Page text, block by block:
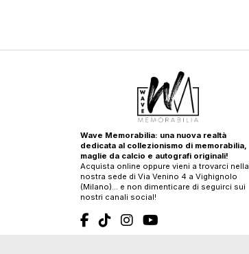
Wave Memorabilia: una nuova realtà
dedicata al collezionismo di memorabilia,
maglie da calcio e autografi originali!
Acquista online oppure vieni a trovarci nella
nostra sede di Via Venino 4 a Vighignolo
(Milano)… e non dimenticare di seguirci sui
nostri canali social!